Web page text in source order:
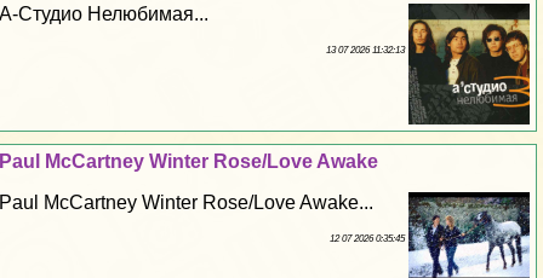
А-Студио Нелюбимая...
13 07 2026 11:32:13
Paul McCartney Winter Rose/Love Awake
Paul McCartney Winter Rose/Love Awake...
12 07 2026 0:35:45